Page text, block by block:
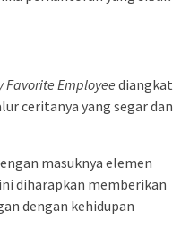
Favorite Employee diangkat
ceritanya yang segar dan
masuknya elemen
diharapkan memberikan
dengan kehidupan